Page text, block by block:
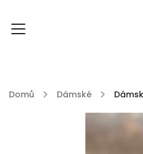
Domů / Dámské /